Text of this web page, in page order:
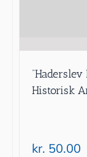
Historisk
kr. 50.00